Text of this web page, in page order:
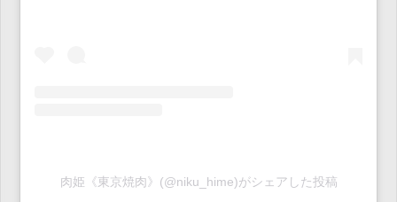
肉姫《東京焼肉》(@niku_hime)がシェアした投稿